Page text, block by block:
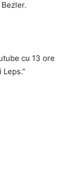
cu 13 ore